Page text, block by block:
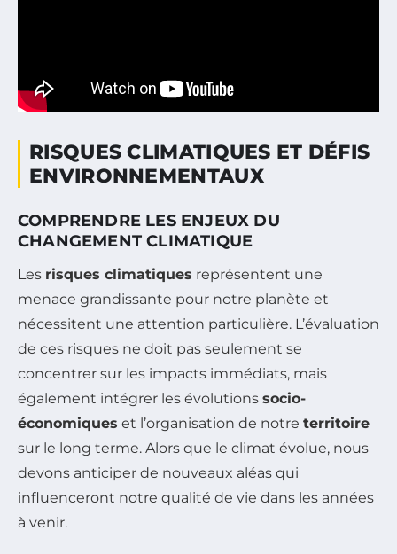
RISQUES CLIMATIQUES ET DÉFIS
ENVIRONNEMENTAUX
COMPRENDRE LES ENJEUX DU
CHANGEMENT CLIMATIQUE
Les risques climatiques représentent une
menace grandissante pour notre planète et
nécessitent une attention particulière. L’évaluation
de ces risques ne doit pas seulement se
concentrer sur les impacts immédiats, mais
également intégrer les évolutions socio-
économiques et l’organisation de notre territoire
sur le long terme. Alors que le climat évolue, nous
devons anticiper de nouveaux aléas qui
influenceront notre qualité de vie dans les années
à venir.